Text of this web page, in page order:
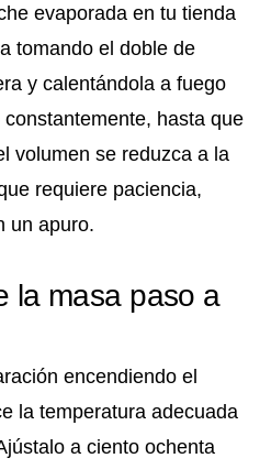
evaporada en tu tienda
tomando el doble de
y calentándola a fuego
hasta que
volumen se reduzca a la
requiere paciencia,
un apuro.
la masa paso a
encendiendo el
la temperatura adecuada
a ciento ochenta